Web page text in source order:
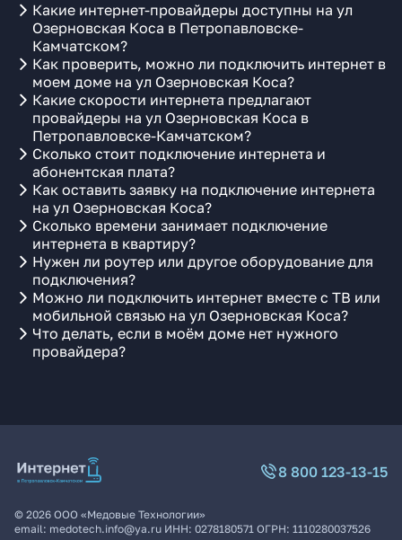
Какие интернет-провайдеры доступны на ул
Озерновская Коса в Петропавловске-
Камчатском?
Как проверить, можно ли подключить интернет в
моем доме на ул Озерновская Коса?
Какие скорости интернета предлагают
провайдеры на ул Озерновская Коса в
Петропавловске-Камчатском?
Сколько стоит подключение интернета и
абонентская плата?
Как оставить заявку на подключение интернета
на ул Озерновская Коса?
Сколько времени занимает подключение
интернета в квартиру?
Нужен ли роутер или другое оборудование для
подключения?
Можно ли подключить интернет вместе с ТВ или
мобильной связью на ул Озерновская Коса?
Что делать, если в моём доме нет нужного
провайдера?
8 800 123-13-15
© 2026 ООО «Медовые Технологии»
email: medotech.info@ya.ru ИНН: 0278180571 ОГРН: 1110280037526